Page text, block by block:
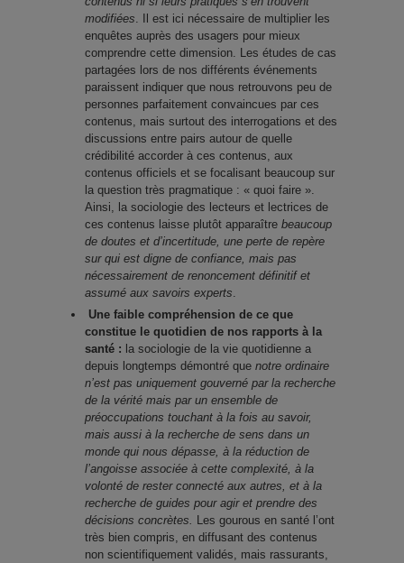
modifiées . Il est ici nécessaire de multiplier les
enquêtes auprès des usagers pour mieux
comprendre cette dimension. Les études de cas
partagées lors de nos différents événements
paraissent indiquer que nous retrouvons peu de
personnes parfaitement convaincues par ces
contenus, mais surtout des interrogations et des
discussions entre pairs autour de quelle
crédibilité accorder à ces contenus, aux
contenus officiels et se focalisant beaucoup sur
la question très pragmatique : « quoi faire ».
Ainsi, la sociologie des lecteurs et lectrices de
ces contenus laisse plutôt apparaître beaucoup
de doutes et d’incertitude, une perte de repère
sur qui est digne de confiance, mais pas
nécessairement de renoncement définitif et
assumé aux savoirs experts
Une faible compréhension de ce que
constitue le quotidien de nos rapports à la
santé : la sociologie de la vie quotidienne a
depuis longtemps démontré que notre ordinaire
n’est pas uniquement gouverné par la recherche
de la vérité mais par un ensemble de
préoccupations touchant à la fois au savoir,
mais aussi à la recherche de sens dans un
monde qui nous dépasse, à la réduction de
l’angoisse associée à cette complexité, à la
volonté de rester connecté aux autres, et à la
recherche de guides pour agir et prendre des
décisions concrètes.
Les gourous en santé l’ont
très bien compris, en diffusant des contenus
non scientifiquement validés, mais rassurants,